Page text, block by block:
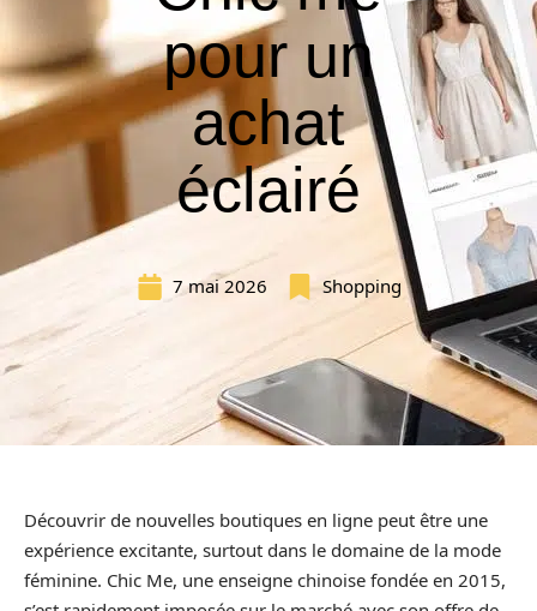
pour un
achat
éclairé
7 mai 2026 Shopping
Découvrir de nouvelles boutiques en ligne peut être une
expérience excitante, surtout dans le domaine de la mode
féminine. Chic Me, une enseigne chinoise fondée en 2015,